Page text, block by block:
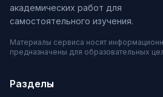
академических работ для
самостоятельного изучения.
Материалы сервиса носят
предназначены для образовательных
Разделы